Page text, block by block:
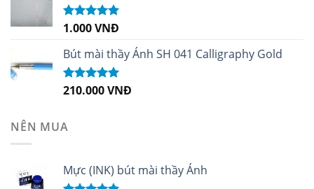
Được xếp
sao
1.000VNĐ
Bút mài thầy Ánh SH 041 Calligraphy Gold
Được xếp
210.000VNĐ
NÊN MUA
Mực (INK) bút mài thầy Ánh